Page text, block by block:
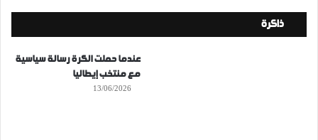
ذاكرة
عندما حملت الكرة رسالة سياسية
مع منتخب إيطاليا
13/06/2026